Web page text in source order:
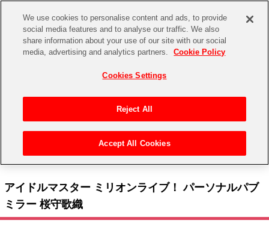
CHANNEL STORE EVENT
ゲーム
アイドルマスターシリーズ
アイドルマスター
アイドルマスター SideM
イベントグッズ
トイ・ホビー
生活雑貨 >その他 > アイドルマスター ミリオンライブ！ パーソナ
アイドルマスター ミリオンライブ！ パーソナルパブ
ミラー 桜守歌織
We use cookies to personalise content and ads, to provide
social media features and to analyse our traffic. We also
share information about your use of our site with our social
media, advertising and analytics partners.
Cookie Policy
Cookies Settings
Reject All
Accept All Cookies